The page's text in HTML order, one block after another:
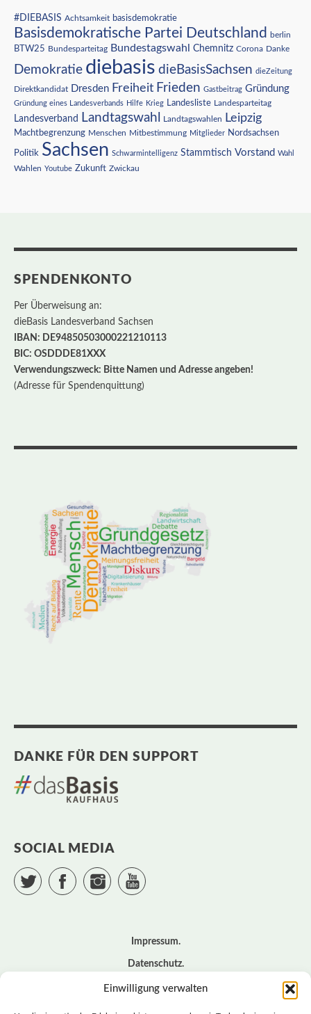
Einwilligung verwalten
#DIEBASIS Achtsamkeit basisdemokratie
Basisdemokratische Partei Deutschland berlin
BTW25 Bundesparteitag Bundestagswahl Chemnitz Corona Danke
Demokratie diebasis dieBasisSachsen dieZeitung
Direktkandidat Dresden Freiheit Frieden Gastbeitrag Gründung
Gründung eines Landesverbands Hilfe Krieg Landesliste Landesparteitag
Landesverband Landtagswahl Landtagswahlen Leipzig
Machtbegrenzung Menschen Mitbestimmung Mitglieder Nordsachsen
Politik Sachsen Schwarmintelligenz Stammtisch Vorstand Wahl
Wahlen Youtube Zukunft Zwickau
SPENDENKONTO
Per Überweisung an:
dieBasis Landesverband Sachsen
IBAN: DE94850503000221210113
BIC: OSDDDE81XXX
Verwendungszweck: Bitte Namen und Adresse angeben!
(Adresse für Spendenquittung)
DANKE FÜR DEN SUPPORT
SOCIAL MEDIA
Twitter Facebook Instagram
Impressum
Datenschutz
Cookie – Richtlinie (EU)